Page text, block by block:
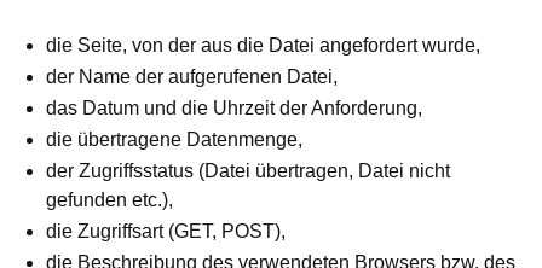
die Seite, von der aus die Datei angefordert wurde,
der Name der aufgerufenen Datei,
das Datum und die Uhrzeit der Anforderung,
die übertragene Datenmenge,
der Zugriffsstatus (Datei übertragen, Datei nicht
gefunden etc.),
die Zugriffsart (GET, POST),
die Beschreibung des verwendeten Browsers bzw. des